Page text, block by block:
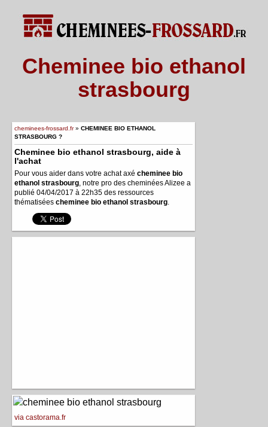
Cheminee bio ethanol
strasbourg
cheminees-frossard.fr» CHEMINEE BIO ETHANOL
STRASBOURG ?
Cheminee bio ethanol strasbourg, aide à
l'achat
Pour vous aider dans votre achat axé cheminee bio
ethanol strasbourg, notre pro des cheminées Alizee a
publié 04/04/2017 à 22h35 des ressources
thématisées cheminee bio ethanol strasbourg.
via castorama.fr